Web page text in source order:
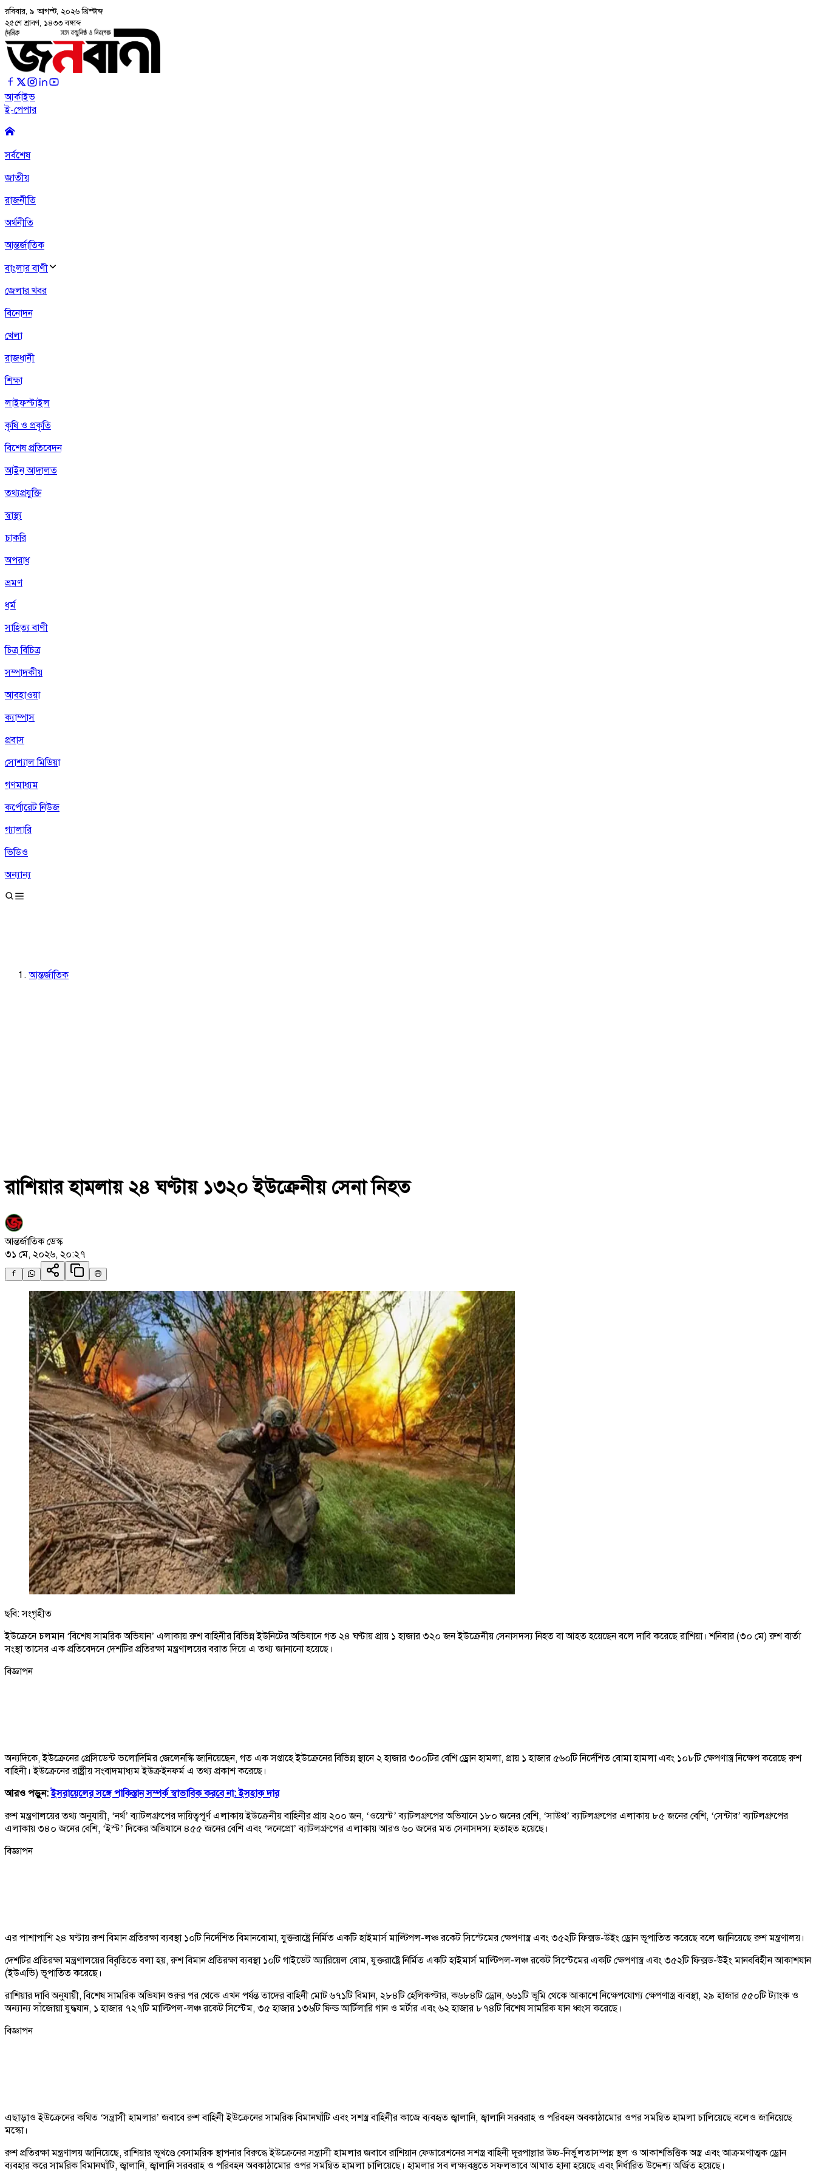
রবিবার, ৯ আগস্ট, ২০২৬ খ্রিস্টাব্দ
২৫শে শ্রাবণ, ১৪৩৩ বঙ্গাব্দ
আর্কাইভ
ই-পেপার
সর্বশেষ
জাতীয়
রাজনীতি
অর্থনীতি
আন্তর্জাতিক
বাংলার বাণী
জেলার খবর
বিনোদন
খেলা
রাজধানী
শিক্ষা
লাইফস্টাইল
কৃষি ও প্রকৃতি
বিশেষ প্রতিবেদন
আইন আদালত
তথ্যপ্রযুক্তি
স্বাস্থ্য
চাকরি
অপরাধ
ভ্রমণ
ধর্ম
সাহিত্য বাণী
চিত্র বিচিত্র
সম্পাদকীয়
আবহাওয়া
ক্যাম্পাস
প্রবাস
সোশ্যাল মিডিয়া
গণমাধ্যম
কর্পোরেট নিউজ
গ্যালারি
ভিডিও
অন্যান্য
আন্তর্জাতিক
রাশিয়ার হামলায় ২৪ ঘণ্টায় ১৩২০ ইউক্রেনীয় সেনা নিহত
আন্তর্জাতিক ডেস্ক
৩১ মে, ২০২৬, ২০:২৭
ছবি: সংগৃহীত
ইউক্রেনে চলমান ‘বিশেষ সামরিক অভিযান’ এলাকায় রুশ বাহিনীর বিভিন্ন ইউনিটের অভিযানে গত ২৪ ঘণ্টায় প্রায় ১ হাজার ৩২০ জন ইউক্রেনীয় সেনাসদস্য নিহত বা আহত হয়েছেন বলে দাবি করেছে রাশিয়া। শনিবার (৩০ মে) রুশ বার্তা
সংস্থা তাসের এক প্রতিবেদনে দেশটির প্রতিরক্ষা মন্ত্রণালয়ের বরাত দিয়ে এ তথ্য জানানো হয়েছে।
বিজ্ঞাপন
অন্যদিকে, ইউক্রেনের প্রেসিডেন্ট ভলোদিমির জেলেনস্কি জানিয়েছেন, গত এক সপ্তাহে ইউক্রেনের বিভিন্ন স্থানে ২ হাজার ৩০০টির বেশি ড্রোন হামলা, প্রায় ১ হাজার ৫৬০টি নির্দেশিত বোমা হামলা এবং ১০৮টি ক্ষেপণাস্ত্র নিক্ষেপ করেছে রুশ
বাহিনী। ইউক্রেনের রাষ্ট্রীয় সংবাদমাধ্যম ইউক্রইনফর্ম এ তথ্য প্রকাশ করেছে।
আরও পড়ুন:ইসরায়েলের সঙ্গে পাকিস্তান সম্পর্ক স্বাভাবিক করবে না: ইসহাক দার
রুশ মন্ত্রণালয়ের তথ্য অনুযায়ী, ‘নর্থ’ ব্যাটলগ্রুপের দায়িত্বপূর্ণ এলাকায় ইউক্রেনীয় বাহিনীর প্রায় ২০০ জন, ‘ওয়েস্ট’ ব্যাটলগ্রুপের অভিযানে ১৮০ জনের বেশি, ‘সাউথ’ ব্যাটলগ্রুপের এলাকায় ৮৫ জনের বেশি, ‘সেন্টার’ ব্যাটলগ্রুপের
এলাকায় ৩৪০ জনের বেশি, ‘ইস্ট’ দিকের অভিযানে ৪৫৫ জনের বেশি এবং ‘দনেপ্রো’ ব্যাটলগ্রুপের এলাকায় আরও ৬০ জনের মত সেনাসদস্য হতাহত হয়েছে।
বিজ্ঞাপন
এর পাশাপাশি ২৪ ঘণ্টায় রুশ বিমান প্রতিরক্ষা ব্যবস্থা ১০টি নির্দেশিত বিমানবোমা, যুক্তরাষ্ট্রে নির্মিত একটি হাইমার্স মাল্টিপল-লঞ্চ রকেট সিস্টেমের ক্ষেপণাস্ত্র এবং ৩৫২টি ফিক্সড-উইং ড্রোন ভূপাতিত করেছে বলে জানিয়েছে রুশ মন্ত্রণালয়।
দেশটির প্রতিরক্ষা মন্ত্রণালয়ের বিবৃতিতে বলা হয়, রুশ বিমান প্রতিরক্ষা ব্যবস্থা ১০টি গাইডেট অ্যারিয়েল বোম, যুক্তরাষ্ট্রে নির্মিত একটি হাইমার্স মাল্টিপল-লঞ্চ রকেট সিস্টেমের একটি ক্ষেপণাস্ত্র এবং ৩৫২টি ফিক্সড-উইং মানববিহীন আকাশযান
(ইউএভি) ভূপাতিত করেছে।
রাশিয়ার দাবি অনুযায়ী, বিশেষ সামরিক অভিযান শুরুর পর থেকে এখন পর্যন্ত তাদের বাহিনী মোট ৬৭১টি বিমান, ২৮৪টি হেলিকপ্টার, ক৬৮৪টি ড্রোন, ৬৬১টি ভূমি থেকে আকাশে নিক্ষেপযোগ্য ক্ষেপণাস্ত্র ব্যবস্থা, ২৯ হাজার ৫৫০টি ট্যাংক ও
অন্যান্য সাঁজোয়া যুদ্ধযান, ১ হাজার ৭২৭টি মাল্টিপল-লঞ্চ রকেট সিস্টেম, ৩৫ হাজার ১৩৬টি ফিল্ড আর্টিলারি গান ও মর্টার এবং ৬২ হাজার ৮৭৪টি বিশেষ সামরিক যান ধ্বংস করেছে।
বিজ্ঞাপন
এছাড়াও ইউক্রেনের কথিত ‘সন্ত্রাসী হামলার’ জবাবে রুশ বাহিনী ইউক্রেনের সামরিক বিমানঘাঁটি এবং সশস্ত্র বাহিনীর কাজে ব্যবহৃত জ্বালানি, জ্বালানি সরবরাহ ও পরিবহন অবকাঠামোর ওপর সমন্বিত হামলা চালিয়েছে বলেও জানিয়েছে
মস্কো।
রুশ প্রতিরক্ষা মন্ত্রণালয় জানিয়েছে, রাশিয়ার ভূখণ্ডে বেসামরিক স্থাপনার বিরুদ্ধে ইউক্রেনের সন্ত্রাসী হামলার জবাবে রাশিয়ান ফেডারেশনের সশস্ত্র বাহিনী দূরপাল্লার উচ্চ-নির্ভুলতাসম্পন্ন স্থল ও আকাশভিত্তিক অস্ত্র এবং আক্রমণাত্মক ড্রোন
ব্যবহার করে সামরিক বিমানঘাঁটি, জ্বালানি, জ্বালানি সরবরাহ ও পরিবহন অবকাঠামোর ওপর সমন্বিত হামলা চালিয়েছে। হামলার সব লক্ষ্যবস্তুতে সফলভাবে আঘাত হানা হয়েছে এবং নির্ধারিত উদ্দেশ্য অর্জিত হয়েছে।